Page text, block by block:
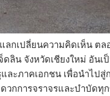
ลกเปลี่ยนความคิดเห็น
ดลิน จังหวัดเชียงใหม่ อั
ละภาคเอกชน เพื่อนำไ
กการจราจรและบำบัดทุ